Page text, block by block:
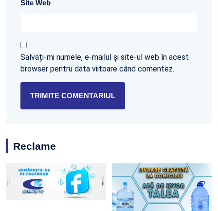
Site Web
Salvați-mi numele, e-mailul și site-ul web în acest
browser pentru data viitoare când comentez.
Reclame